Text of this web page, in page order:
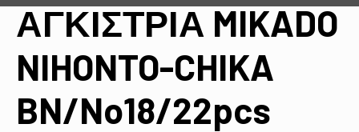
ΑΓΚΙΣΤΡΙΑ MIKADO
NIHONTO-CHIKA
BN/No18/22pcs